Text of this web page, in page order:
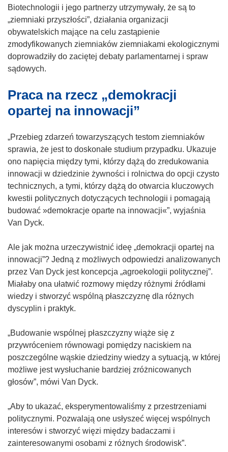
Biotechnologii i jego partnerzy utrzymywały, że są to
„ziemniaki przyszłości”, działania organizacji
obywatelskich mające na celu zastąpienie
zmodyfikowanych ziemniaków ziemniakami ekologicznymi
doprowadziły do zaciętej debaty parlamentarnej i spraw
sądowych.
Praca na rzecz „demokracji
opartej na innowacji”
„Przebieg zdarzeń towarzyszących testom ziemniaków
sprawia, że jest to doskonałe studium przypadku. Ukazuje
ono napięcia między tymi, którzy dążą do zredukowania
innowacji w dziedzinie żywności i rolnictwa do opcji czysto
technicznych, a tymi, którzy dążą do otwarcia kluczowych
kwestii politycznych dotyczących technologii i pomagają
budować »demokracje oparte na innowacji«”, wyjaśnia
Van Dyck.
Ale jak można urzeczywistnić ideę „demokracji opartej na
innowacji”? Jedną z możliwych odpowiedzi analizowanych
przez Van Dyck jest koncepcja „agroekologii politycznej”.
Miałaby ona ułatwić rozmowy między różnymi źródłami
wiedzy i stworzyć wspólną płaszczyznę dla różnych
dyscyplin i praktyk.
„Budowanie wspólnej płaszczyzny wiąże się z
przywróceniem równowagi pomiędzy naciskiem na
poszczególne wąskie dziedziny wiedzy a sytuacją, w której
możliwe jest wysłuchanie bardziej zróżnicowanych
głosów”, mówi Van Dyck.
„Aby to ukazać, eksperymentowaliśmy z przestrzeniami
politycznymi. Pozwalają one usłyszeć więcej wspólnych
interesów i stworzyć więzi między badaczami i
zainteresowanymi osobami z różnych środowisk”.